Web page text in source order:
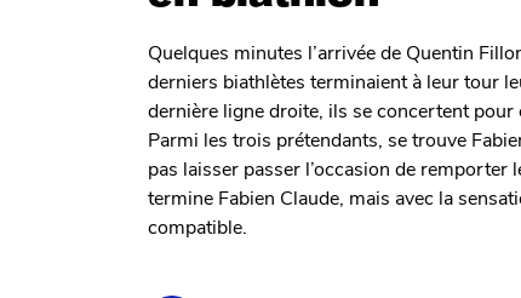
Quelques minutes l’arrivée de Quentin
derniers biathlètes terminaient à leur tour
dernière ligne droite, ils se concertent
Parmi les trois prétendants, se trouve
pas laisser passer l’occasion de remporter
termine Fabien Claude, mais avec la
compatible.